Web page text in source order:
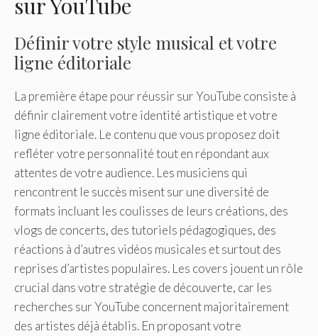
Définir votre style musical et votre
ligne éditoriale
La première étape pour réussir sur YouTube consiste à
définir clairement votre identité artistique et votre
ligne éditoriale. Le contenu que vous proposez doit
refléter votre personnalité tout en répondant aux
attentes de votre audience. Les musiciens qui
rencontrent le succès misent sur une diversité de
formats incluant les coulisses de leurs créations, des
vlogs de concerts, des tutoriels pédagogiques, des
réactions à d’autres vidéos musicales et surtout des
reprises d’artistes populaires. Les covers jouent un rôle
crucial dans votre stratégie de découverte, car les
recherches sur YouTube concernent majoritairement
des artistes déjà établis. En proposant votre